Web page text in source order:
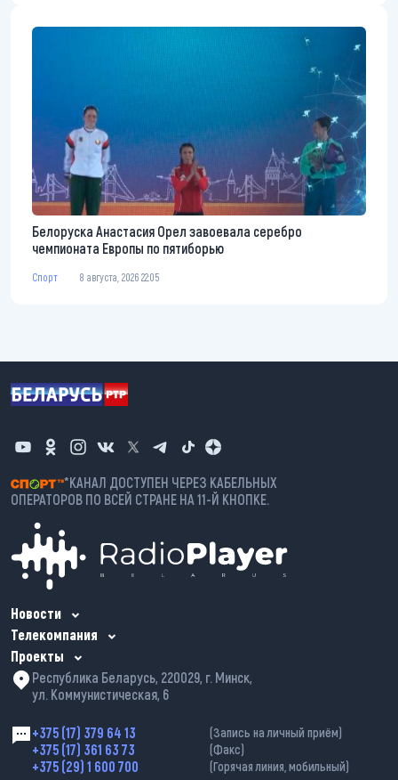
Белоруска Анастасия Орел завоевала серебро
чемпионата Европы по пятиборью
Спорт 8 августа, 2026 22:05
*КАНАЛ ДОСТУПЕН ЧЕРЕЗ КАБЕЛЬНЫХ
ОПЕРАТОРОВ ПО ВСЕЙ СТРАНЕ НА 11-Й КНОПКЕ.
Новости
Телекомпания
Проекты
Республика Беларусь, 220029, г. Минск,
ул. Коммунистическая, 6
+375 (17) 379 64 13 (Запись на личный приём)
+375 (17) 361 63 73 (Факс)
+375 (29) 1 600 700 (Горячая линия, мобильный)